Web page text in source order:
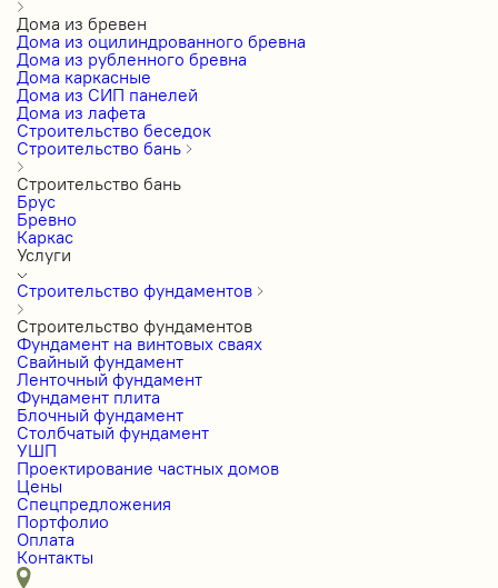
Дома из бревен
Дома из оцилиндрованного бревна
Дома из рубленного бревна
Дома каркасные
Дома из СИП панелей
Дома из лафета
Строительство беседок
Строительство бань
Строительство бань
Брус
Бревно
Каркас
Услуги
Строительство фундаментов
Строительство фундаментов
Фундамент на винтовых сваях
Свайный фундамент
Ленточный фундамент
Фундамент плита
Блочный фундамент
Столбчатый фундамент
УШП
Проектирование частных домов
Цены
Спецпредложения
Портфолио
Оплата
Контакты